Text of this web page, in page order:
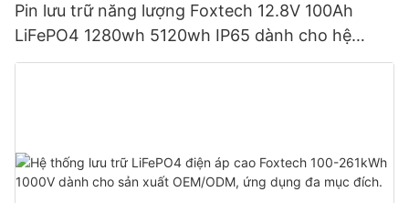
Pin lưu trữ năng lượng Foxtech 12.8V 100Ah
LiFePO4 1280wh 5120wh IP65 dành cho hệ
thống năng lượng mặt trời gia đình